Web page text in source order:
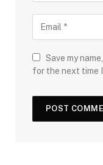
Save my
for the next time